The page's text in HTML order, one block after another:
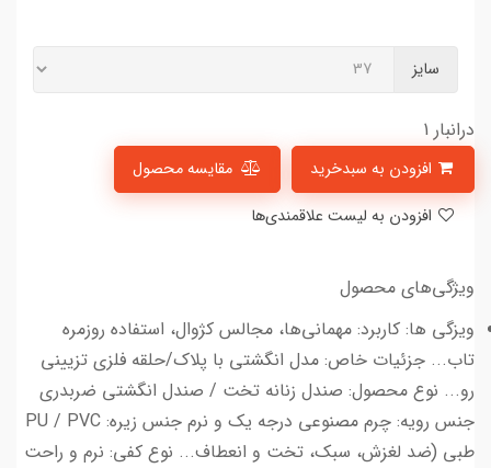
سایز
درانبار 1
مقایسه محصول
ویژگی‌های محصول
ویزگی ها: کاربرد: مهمانی‌ها، مجالس کژوال، استفاده روزمره
تاب... جزئیات خاص: مدل انگشتی با پلاک/حلقه فلزی تزیینی
رو... نوع محصول: صندل زنانه تخت / صندل انگشتی ضربدری
جنس رویه: چرم مصنوعی درجه یک و نرم جنس زیره: PU / PVC
طبی (ضد لغزش، سبک، تخت و انعطاف... نوع کفی: نرم و راحت